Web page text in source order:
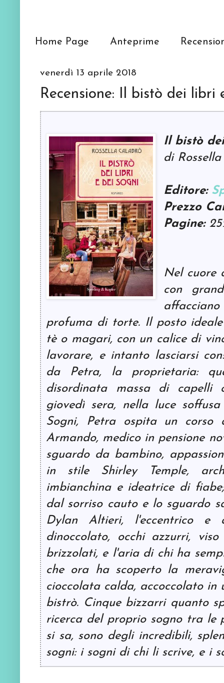
Home Page Anteprime
venerdì 13 aprile 2018
Recensione: Il bistò dei libri
Il bistò
di
Editore:
Prezzo
Pagine:
Nel cuore
con
profuma di torte. Il posto
tè o magari, con un calice di
lavorare, e intanto lasciarsi
da Petra, la proprietaria:
disordinata massa di capelli
giovedì sera, nella luce
Sogni, Petra ospita un corso
Armando, medico in pensione
sguardo da bambino,
in stile Shirley Temple,
imbianchina e ideatrice di
dal sorriso cauto e lo sguardo
Dylan Altieri, l'eccentrico e
dinoccolato, occhi azzurri,
brizzolati, e l'aria di chi ha
che ora ha scoperto la
cioccolata calda, accoccolato
bistrò. Cinque bizzarri quanto
ricerca del proprio sogno tra le
si sa, sono degli incredibili,
sogni: i sogni di chi li scrive, e i